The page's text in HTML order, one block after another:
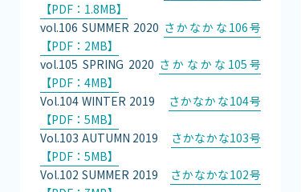
【PDF：1.8MB】
vol.106 SUMMER 2020 さかなかな106号
【PDF：2MB】
vol.105 SPRING 2020 さかなかな105号
【PDF：4MB】
Vol.104 WINTER 2019
さかなかな104号
【PDF：5MB】
Vol.103 AUTUMN 2019
さかなかな103号
【PDF：5MB】
Vol.102 SUMMER 2019 さかなかな102号